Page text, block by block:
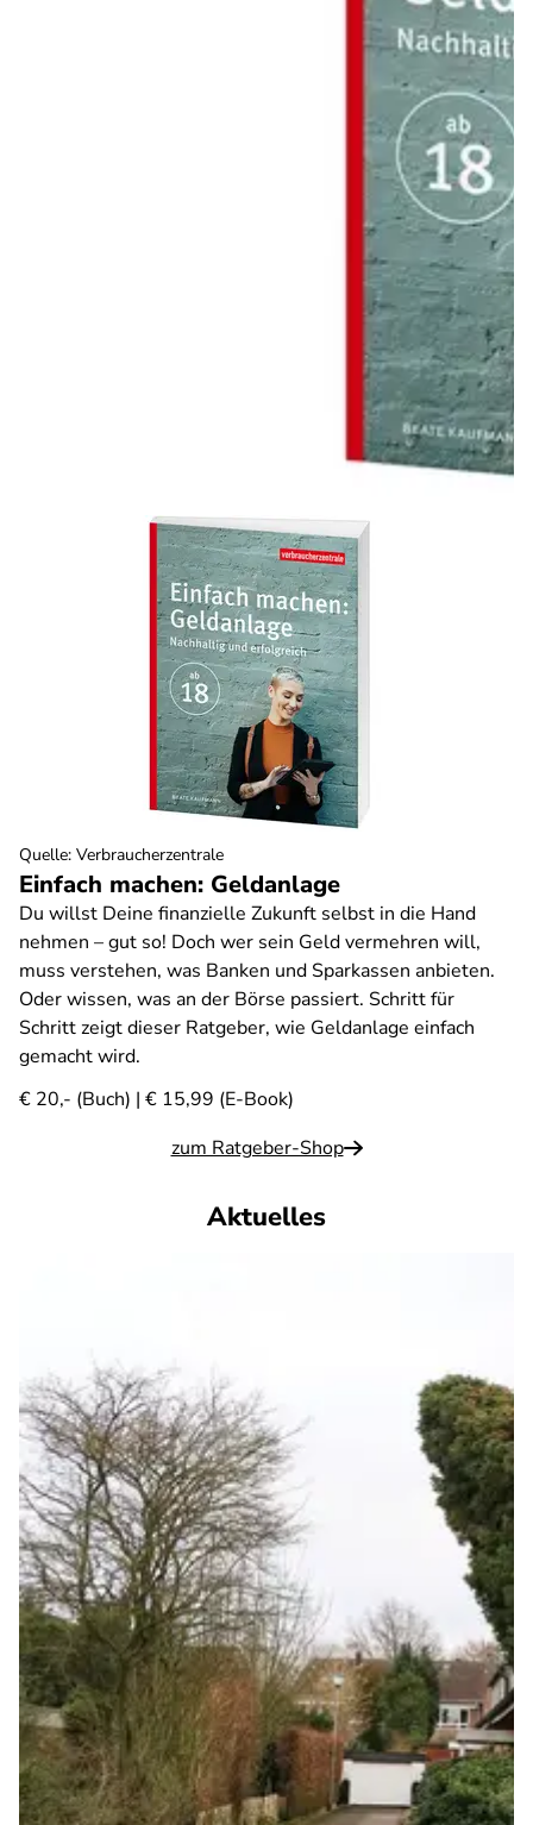
Einfach machen: Geldanlage
Du willst Deine finanzielle Zukunft selbst in die Hand
nehmen – gut so! Doch wer sein Geld vermehren will,
muss verstehen, was Banken und Sparkassen anbieten.
Oder wissen, was an der Börse passiert. Schritt für
Schritt zeigt dieser Ratgeber, wie Geldanlage einfach
gemacht wird.
€ 20,- (Buch) | € 15,99 (E-Book)
zum Ratgeber-Shop
Quelle: Verbraucherzentrale
Aktuelles